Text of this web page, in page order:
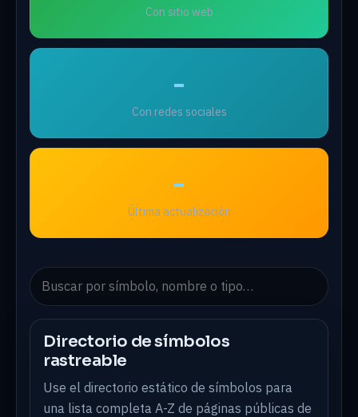
Con sitio web
-
Con redes sociales
-
Última actualización
Directorio de símbolos
rastreable
Use el directorio estático de símbolos para
una lista completa A-Z de páginas públicas de